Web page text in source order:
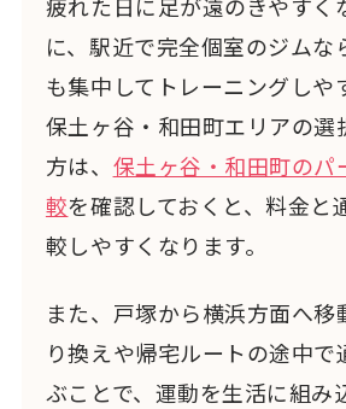
に、駅近で完全個室のジムな
も集中してトレーニングしや
保土ヶ谷・和田町エリアの選
方は、 保土ヶ谷・和田町のパ
較を確認しておくと、料金と
較しやすくなります。
また、戸塚から横浜方面へ移
り換えや帰宅ルートの途中で
ぶことで、運動を生活に組み